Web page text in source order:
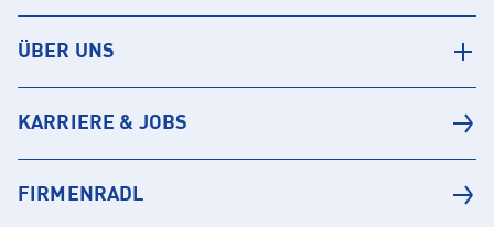
ÜBER UNS
KARRIERE & JOBS
FIRMENRADL